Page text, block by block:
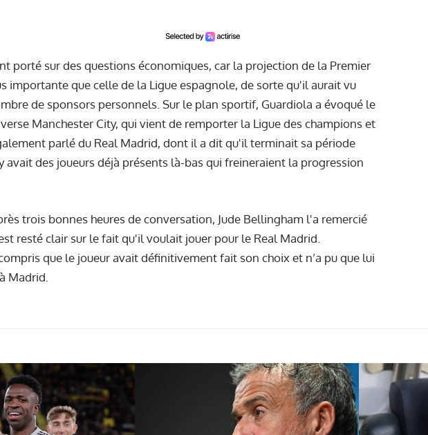
porté sur des questions économiques, car la projection de la Premier
importante que celle de la Ligue espagnole, de sorte qu'il aurait vu
de sponsors personnels. Sur le plan sportif, Guardiola a évoqué le
Manchester City, qui vient de remporter la Ligue des champions et
parlé du Real Madrid, dont il a dit qu'il terminait sa période
avait des joueurs déjà présents là-bas qui freineraient la progression
trois bonnes heures de conversation, Jude Bellingham l'a remercié
resté clair sur le fait qu'il voulait jouer pour le Real Madrid.
que le joueur avait définitivement fait son choix et n’a pu que lui
Madrid.